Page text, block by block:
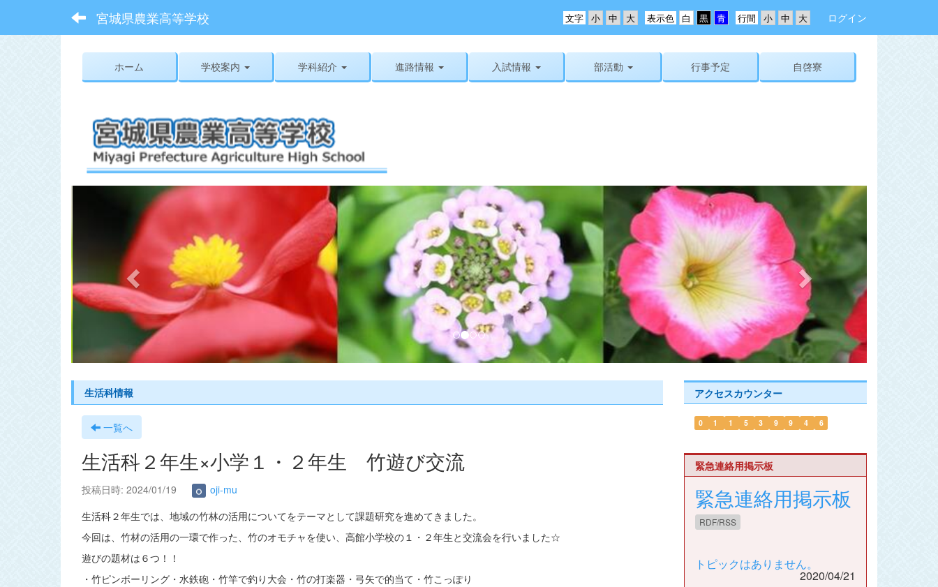
宮城県農業高等学校 行間
表示色
文字 ログイン
ホーム 学校案内 学科紹介 進路情報 入試情報 部活動 行事予定 自啓寮
e
v
i
o
u
s
x
t
生活科情報
一覧へ
生活科２年生×小学１・２年生 竹遊び交流
投稿日時: 2024/01/19
oji-mu
生活科２年生では、地域の竹林の活用についてをテーマとして課題研究を進めてきました。
今回は、竹材の活用の一環で作った、竹のオモチャを使い、高館小学校の１・２年生と交流会を行いました☆
遊びの題材は６つ！！
・竹ピンボーリング・水鉄砲・竹竿で釣り大会・竹の打楽器・弓矢で的当て・竹こっぽり
アクセスカウンター
0 1 1 5 3 9 9 4 6
緊急連絡用掲示板
緊急連絡用掲示板
RDF/RSS
トピックはありません。
2020/04/21